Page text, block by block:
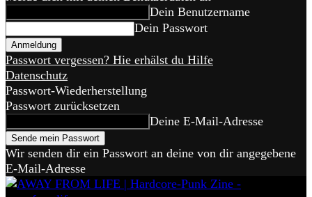
Dein Benutzername
Dein Passwort
Passwort vergessen? Hie erhälst du Hilfe
Datenschutz
Passwort-Wiederherstellung
Passwort zurücksetzen
Deine E-Mail-Adresse
Wir senden dir ein Passwort an deine von dir angegebene
E-Mail-Adresse